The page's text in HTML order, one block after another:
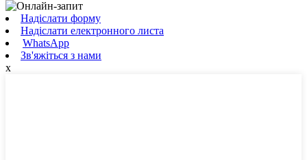
Надіслати форму
Надіслати електронного листа
WhatsApp
Зв'яжіться з нами
x